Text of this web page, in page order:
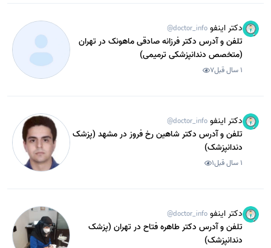
دکتر اینفو @doctor_info
تلفن و آدرس دکتر فرزانه صادقی ماهونک در تهران
(متخصص دندانپزشکی ترمیمی)
1 سال قبل 7
دکتر اینفو @doctor_info
تلفن و آدرس دکتر شاهین رخ فروز در مشهد (پزشک
دندانپزشک)
1 سال قبل 1
دکتر اینفو @doctor_info
تلفن و آدرس دکتر طاهره فتاح در تهران (پزشک
دندانپزشک)